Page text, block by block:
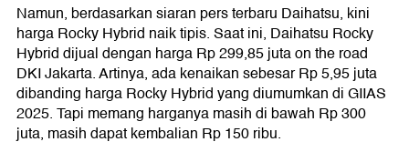
Namun, berdasarkan siaran pers terbaru Daihatsu, kini
harga Rocky Hybrid naik tipis. Saat ini, Daihatsu Rocky
Hybrid dijual dengan harga Rp 299,85 juta on the road
DKI Jakarta. Artinya, ada kenaikan sebesar Rp 5,95 juta
dibanding harga Rocky Hybrid yang diumumkan di GIIAS
2025. Tapi memang harganya masih di bawah Rp 300
juta, masih dapat kembalian Rp 150 ribu.